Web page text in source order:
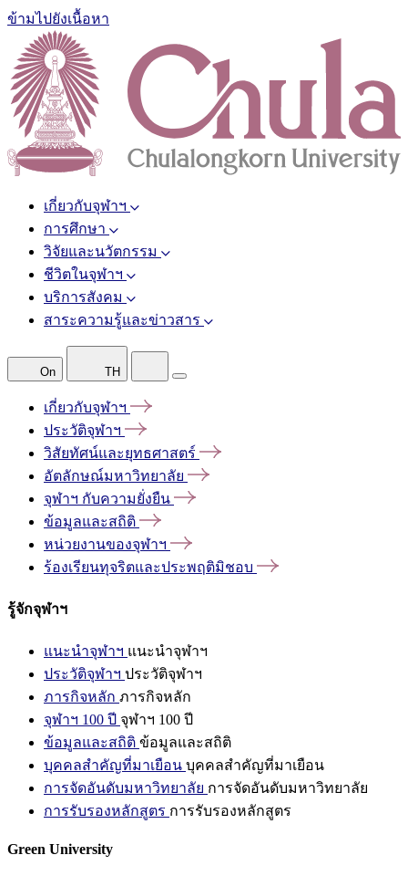
ข้ามไปยังเนื้อหา
เกี่ยวกับจุฬาฯ
การศึกษา
วิจัยและนวัตกรรม
ชีวิตในจุฬาฯ
บริการสังคม
สาระความรู้และข่าวสาร
On TH
เกี่ยวกับจุฬาฯ
ประวัติจุฬาฯ
วิสัยทัศน์และยุทธศาสตร์
อัตลักษณ์มหาวิทยาลัย
จุฬาฯ กับความยั่งยืน
ข้อมูลและสถิติ
หน่วยงานของจุฬาฯ
ร้องเรียนทุจริตและประพฤติมิชอบ
รู้จักจุฬาฯ
แนะนำจุฬาฯ แนะนำจุฬาฯ
ประวัติจุฬาฯ ประวัติจุฬาฯ
ภารกิจหลัก ภารกิจหลัก
จุฬาฯ 100 ปี จุฬาฯ 100 ปี
ข้อมูลและสถิติ ข้อมูลและสถิติ
บุคคลสำคัญที่มาเยือน บุคคลสำคัญที่มาเยือน
การจัดอันดับมหาวิทยาลัย การจัดอันดับมหาวิทยาลัย
การรับรองหลักสูตร การรับรองหลักสูตร
Green University